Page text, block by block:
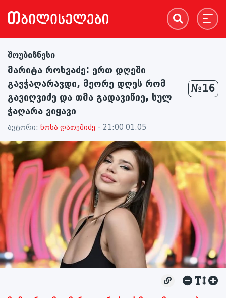
შოუბიზნესი
მარიტა როხვაძე: ერთ დღეში
გავჭაღარავდი, მეორე დღეს რომ
გავიღვიძე და თმა გადავიწიე, სულ
ჭაღარა ვიყავი
№16
ავტორი: ნონა დათეშიძე - 21:00 01.05